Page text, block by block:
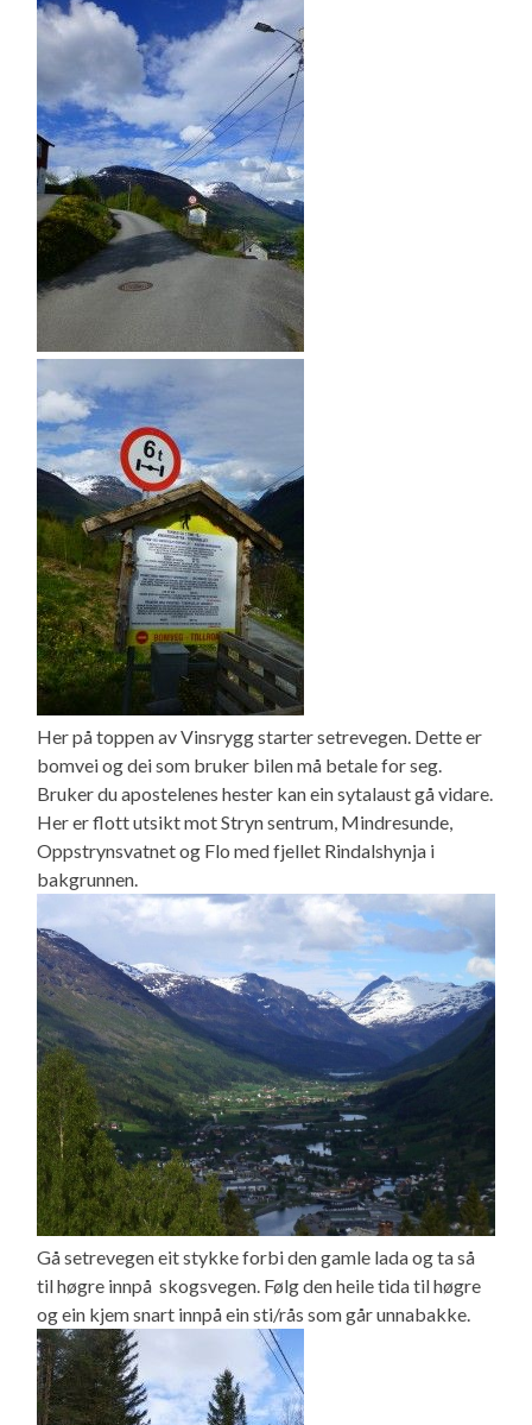
Her på toppen av Vinsrygg starter setrevegen. Dette er
bomvei og dei som bruker bilen må betale for seg.
Bruker du apostelenes hester kan ein sytalaust gå vidare.
Her er flott utsikt mot Stryn sentrum, Mindresunde,
Oppstrynsvatnet og Flo med fjellet Rindalshynja i
bakgrunnen.
Gå setrevegen eit stykke forbi den gamle lada og ta så
til høgre innpå skogsvegen. Følg den heile tida til høgre
og ein kjem snart innpå ein sti/rås som går unnabakke.